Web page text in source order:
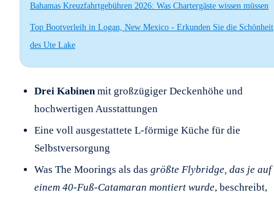
Bahamas Kreuzfahrtgebühren 2026: Was Chartergäste wissen müssen
Top Bootverleih in Logan, New Mexico - Erkunden Sie die Schönheit
des Ute Lake
Drei Kabinenmit großzügiger Deckenhöhe und
hochwertigen Ausstattungen
Eine voll ausgestattete L-förmige Küche für die
Selbstversorgung
Was The Moorings als das größte Flybridge, das je auf
einem 40-Fuß-Catamaran montiert wurde, beschreibt,